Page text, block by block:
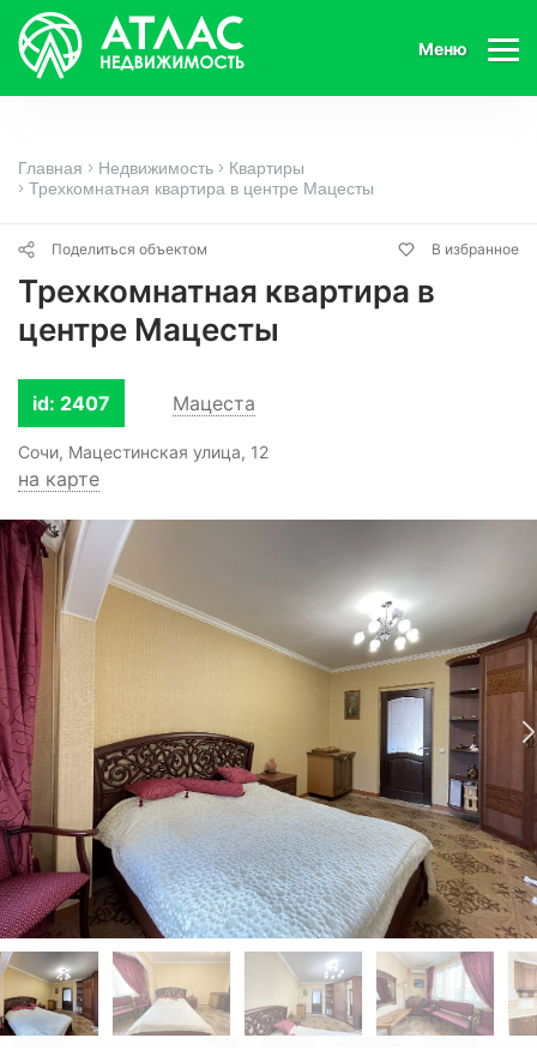
Меню
Главная Недвижимость
Квартиры
Трехкомнатная квартира в центре Мацесты
Поделиться объектом В избранное
Трехкомнатная квартира в
центре Мацесты
id: 2407 Мацеста
Сочи, Мацестинская улица, 12
на карте